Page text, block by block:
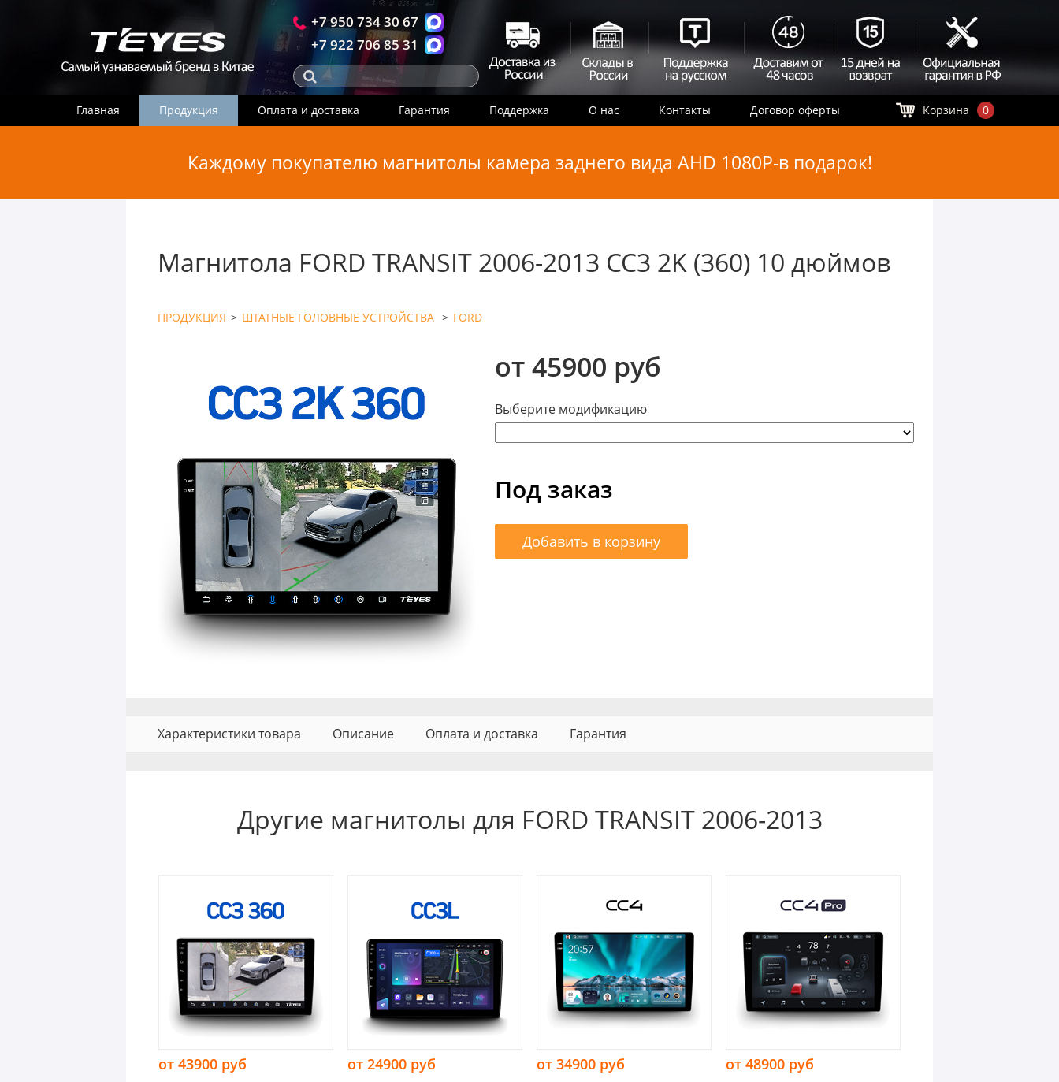
+7 950 734 30 67
+7 922 706 85 31
Главная Продукция Оплата и доставка Гарантия Поддержка О нас Контакты Договор оферты Корзина 0
Каждому покупателю магнитолы камера заднего вида AHD 1080P-в подарок!
Магнитола FORD TRANSIT 2006-2013 CC3 2K (360) 10 дюймов
ПРОДУКЦИЯ > ШТАТНЫЕ ГОЛОВНЫЕ УСТРОЙСТВА > FORD
от 45900 руб
Выберите модификацию
Под заказ
Добавить в корзину
Характеристики товара Описание Оплата и доставка Гарантия
Другие магнитолы для FORD TRANSIT 2006-2013
от 43900 руб от 24900 руб от 34900 руб от 48900 руб